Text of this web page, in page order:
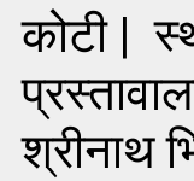
कोटी |
श्रीनाथ